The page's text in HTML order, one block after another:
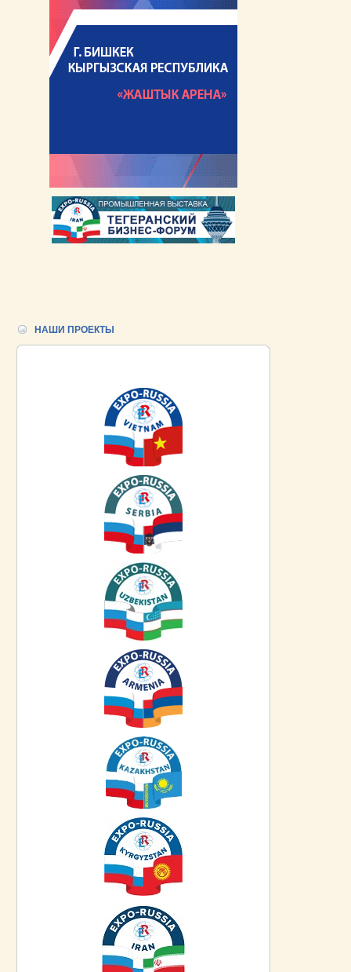
НАШИ ПРОЕКТЫ